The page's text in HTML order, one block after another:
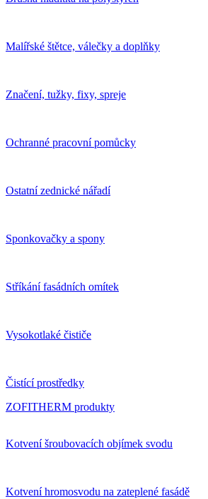
Malířské štětce, válečky a doplňky
Značení, tužky, fixy, spreje
Ochranné pracovní pomůcky
Ostatní zednické nářadí
Sponkovačky a spony
Stříkání fasádních omítek
Vysokotlaké čističe
Čistící prostředky
ZOFITHERM produkty
Kotvení šroubovacích objímek svodu
Kotvení hromosvodu na zateplené fasádě